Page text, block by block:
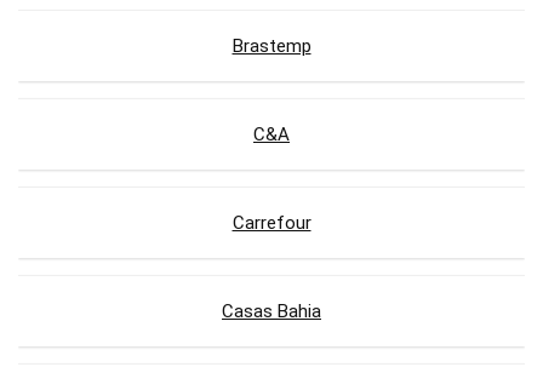
Brastemp
C&A
Carrefour
Casas Bahia